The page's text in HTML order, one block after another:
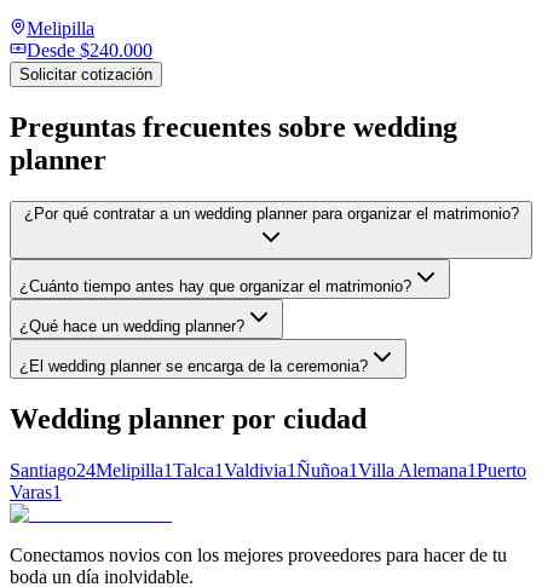
Melipilla
Desde $240.000
Solicitar cotización
Preguntas frecuentes sobre wedding
planner
¿Por qué contratar a un wedding planner para organizar el matrimonio?
¿Cuánto tiempo antes hay que organizar el matrimonio?
¿Qué hace un wedding planner?
¿El wedding planner se encarga de la ceremonia?
Wedding planner por ciudad
Santiago24Melipilla1Talca1Valdivia1Ñuñoa1Villa Alemana1Puerto
Varas1
Conectamos novios con los mejores proveedores para hacer de tu
boda un día inolvidable.